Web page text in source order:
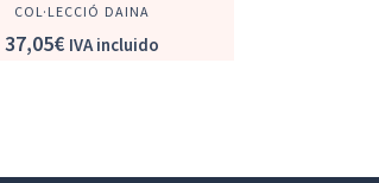
COL·LECCIÓ DAINA
37,05€ IVA incluido